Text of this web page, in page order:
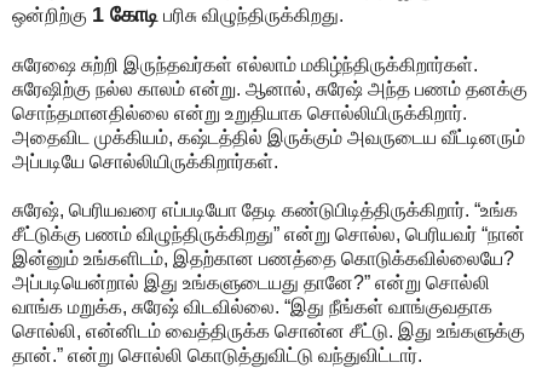
ஒன்றிற்கு 1 கோடி பரிசு விழுந்திருக்கிறது.
சுரேஷை சுற்றி இருந்தவர்கள் எல்லாம் மகிழ்ந்திருக்கிறார்கள்.
சுரேஷிற்கு நல்ல காலம் என்று. ஆனால், சுரேஷ் அந்த பணம் தனக்கு
சொந்தமானதில்லை என்று உறுதியாக சொல்லியிருக்கிறார்.
அதைவிட முக்கியம், கஷ்டத்தில் இருக்கும் அவருடைய வீட்டினரும்
அப்படியே சொல்லியிருக்கிறார்கள்.
சுரேஷ், பெரியவரை எப்படியோ தேடி கண்டுபிடித்திருக்கிறார். “உங்க
சீட்டுக்கு பணம் விழுந்திருக்கிறது” என்று சொல்ல, பெரியவர் “நான்
இன்னும் உங்களிடம், இதற்கான பணத்தை கொடுக்கவில்லையே?
அப்படியென்றால் இது உங்களுடையது தானே?” என்று சொல்லி
வாங்க மறுக்க, சுரேஷ் விடவில்லை. “இது நீங்கள் வாங்குவதாக
சொல்லி, என்னிடம் வைத்திருக்க சொன்ன சீட்டு. இது உங்களுக்கு
தான்.” என்று சொல்லி கொடுத்துவிட்டு வந்துவிட்டார்.